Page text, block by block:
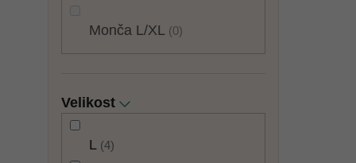
Monča L/XL 0
Velikost
L 4